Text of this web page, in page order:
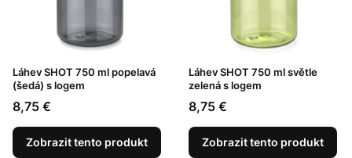
Láhev SHOT 750 ml popelavá
(šedá) s logem
Cena
8,75 €
Zobrazit tento produkt
Láhev SHOT 750 ml světle
zelená s logem
Cena
8,75 €
Zobrazit tento produkt